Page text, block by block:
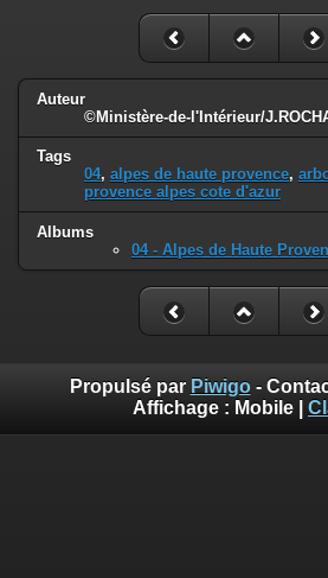
Auteur
©Ministère-de-l'Intérieur/
Tags
04, alpes de haute provence,
provence alpes cote d'azur
Albums
04 - Alpes de Haute
Propulsé par Piwigo-
Affichage : Mobile